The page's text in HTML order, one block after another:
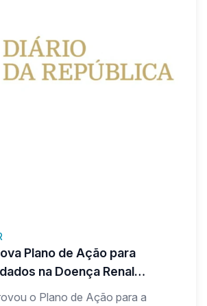
Plano de Ação para
na Doença Renal
o Plano de Ação para a